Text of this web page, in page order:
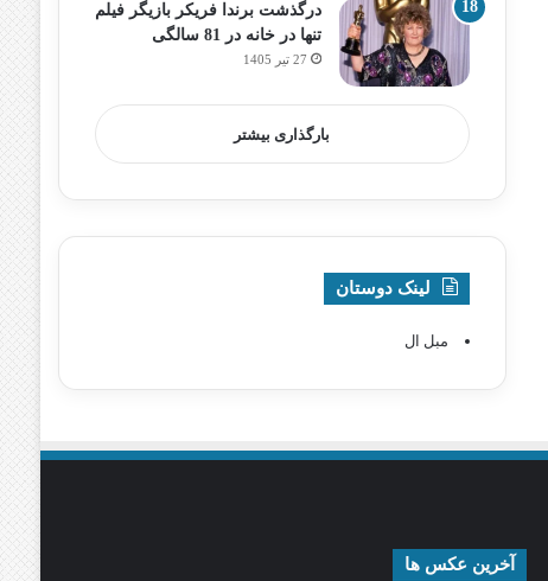
درگذشت برندا فریکر بازیگر فیلم
تنها در خانه در 81 سالگی
27 تیر 1405
بارگذاری بیشتر
لینک دوستان
مبل ال
آخرین عکس ها